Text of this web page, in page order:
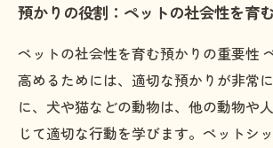
あなたのペットも変わる！預かり
くのメリット
愛するペットの未来を育てる：
もたらす恩恵
預かりの役割：ペットの社会性を育
ペットの社会性を育む預かりの重要性
高めるためには、適切な預かりが非常
に、犬や猫などの動物は、他の動物や
じて適切な行動を学びます。ペットシ